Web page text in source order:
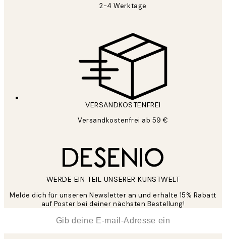
2-4 Werktage
VERSANDKOSTENFREI
Versandkostenfrei ab 59 €
WERDE EIN TEIL UNSERER KUNSTWELT
Melde dich für unseren Newsletter an und erhalte 15% Rabatt
auf Poster bei deiner nächsten Bestellung!